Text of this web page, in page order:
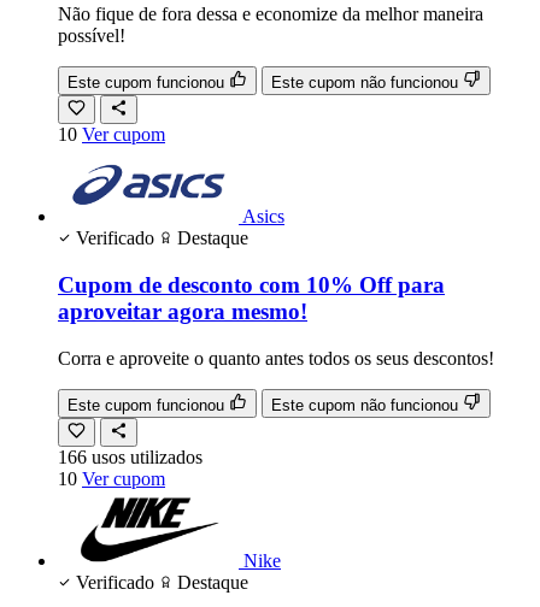
Não fique de fora dessa e economize da melhor maneira
possível!
Este cupom funcionou Este cupom não funcionou
10 Ver cupom
Asics
Verificado
Destaque
Cupom de desconto com 10% Off para
aproveitar agora mesmo!
Corra e aproveite o quanto antes todos os seus descontos!
Este cupom funcionou Este cupom não funcionou
166 usos utilizados
10 Ver cupom
Nike
Verificado
Destaque